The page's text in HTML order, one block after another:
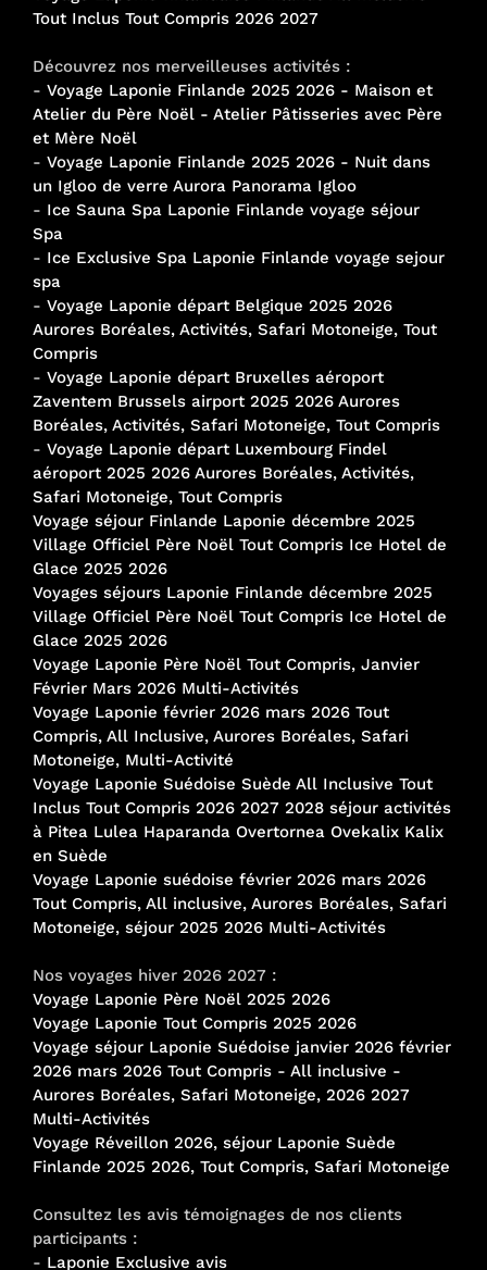
Tout Inclus Tout Compris 2026 2027
Découvrez nos merveilleuses activités :
- Voyage Laponie Finlande 2025 2026 - Maison et
Atelier du Père Noël - Atelier Pâtisseries avec Père
et Mère Noël
- Voyage Laponie Finlande 2025 2026 - Nuit dans
un Igloo de verre Aurora Panorama Igloo
- Ice Sauna Spa Laponie Finlande voyage séjour
Spa
- Ice Exclusive Spa Laponie Finlande voyage sejour
spa
- Voyage Laponie départ Belgique 2025 2026
Aurores Boréales, Activités, Safari Motoneige, Tout
Compris
- Voyage Laponie départ Bruxelles aéroport
Zaventem Brussels airport 2025 2026 Aurores
Boréales, Activités, Safari Motoneige, Tout Compris
- Voyage Laponie départ Luxembourg Findel
aéroport 2025 2026 Aurores Boréales, Activités,
Safari Motoneige, Tout Compris
Voyage séjour Finlande Laponie décembre 2025
Village Officiel Père Noël Tout Compris Ice Hotel de
Glace 2025 2026
Voyages séjours Laponie Finlande décembre 2025
Village Officiel Père Noël Tout Compris Ice Hotel de
Glace 2025 2026
Voyage Laponie Père Noël Tout Compris, Janvier
Février Mars 2026 Multi-Activités
Voyage Laponie février 2026 mars 2026 Tout
Compris, All Inclusive, Aurores Boréales, Safari
Motoneige, Multi-Activité
Voyage Laponie Suédoise Suède All Inclusive Tout
Inclus Tout Compris 2026 2027 2028 séjour activités
à Pitea Lulea Haparanda Overtornea Ovekalix Kalix
en Suède
Voyage Laponie suédoise février 2026 mars 2026
Tout Compris, All inclusive, Aurores Boréales, Safari
Motoneige, séjour 2025 2026 Multi-Activités
Nos voyages hiver 2026 2027 :
Voyage Laponie Père Noël 2025 2026
Voyage Laponie Tout Compris 2025 2026
Voyage séjour Laponie Suédoise janvier 2026 février
2026 mars 2026 Tout Compris - All inclusive -
Aurores Boréales, Safari Motoneige, 2026 2027
Multi-Activités
Voyage Réveillon 2026, séjour Laponie Suède
Finlande 2025 2026, Tout Compris, Safari Motoneige
Consultez les avis témoignages de nos clients
participants :
- Laponie Exclusive avis